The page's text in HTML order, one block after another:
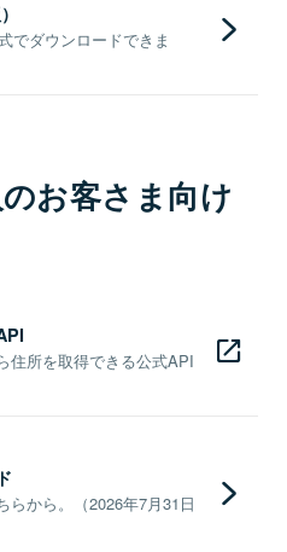
でダウンロードできま
お客さま向け
住所を取得できる公式API
らから。（2026年7月31日